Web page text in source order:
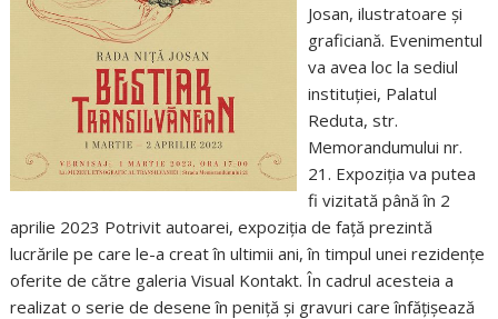
Josan, ilustratoare și
graficiană. Evenimentul
va avea loc la sediul
instituției, Palatul
Reduta, str.
Memorandumului nr.
21. Expoziția va putea
fi vizitată până în 2
aprilie 2023 Potrivit autoarei, expoziția de față prezintă
lucrările pe care le-a creat în ultimii ani, în timpul unei rezidențe
oferite de către galeria Visual Kontakt. În cadrul acesteia a
realizat o serie de desene în peniță și gravuri care înfățișează